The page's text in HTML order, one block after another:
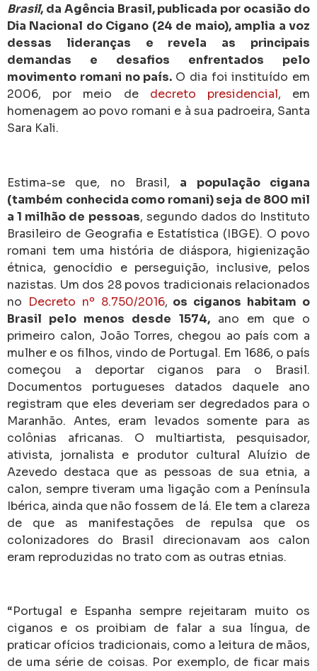
Brasil, da Agência Brasil, publicada por ocasião do
Dia Nacional do Cigano (24 de maio), amplia a voz
dessas lideranças e revela as principais
demandas e desafios enfrentados pelo
movimento romani no país. O dia foi instituído em
2006, por meio de decreto presidencial, em
homenagem ao povo romani e à sua padroeira, Santa
Sara Kali.
Estima-se que, no Brasil, a população cigana
(também conhecida como romani) seja de 800 mil
a 1 milhão de pessoas, segundo dados do Instituto
Brasileiro de Geografia e Estatística (IBGE). O povo
romani tem uma história de diáspora, higienização
étnica, genocídio e perseguição, inclusive, pelos
nazistas. Um dos 28 povos tradicionais relacionados
no Decreto nº 8.750/2016, os ciganos habitam o
Brasil pelo menos desde 1574,ano em que o
primeiro calon, João Torres, chegou ao país com a
mulher e os filhos, vindo de Portugal. Em 1686, o país
começou a deportar ciganos para o Brasil.
Documentos portugueses datados daquele ano
registram que eles deveriam ser degredados para o
Maranhão. Antes, eram levados somente para as
colônias africanas. O multiartista, pesquisador,
ativista, jornalista e produtor cultural Aluízio de
Azevedo destaca que as pessoas de sua etnia, a
calon, sempre tiveram uma ligação com a Península
Ibérica, ainda que não fossem de lá. Ele tem a clareza
de que as manifestações de repulsa que os
colonizadores do Brasil direcionavam aos calon
eram reproduzidas no trato com as outras etnias.
“Portugal e Espanha sempre rejeitaram muito os
ciganos e os proibiam de falar a sua língua, de
praticar ofícios tradicionais, como a leitura de mãos,
de uma série de coisas. Por exemplo, de ficar mais